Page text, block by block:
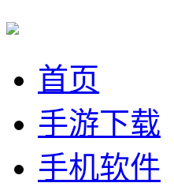
首页
手游下载
手机软件